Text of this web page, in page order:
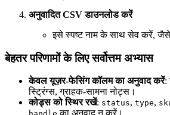
अनुवादित CSV डाउनलोड करें
इसे स्पष्ट नाम के साथ सेव करें, जैसे
बेहतर परिणामों के लिए सर्वोत्तम अभ्यास
केवल यूज़र-फेसिंग कॉलम का अनुवाद करें:
स्ट्रिंग्स, ग्राहक-सामना नोट्स।
कोड्स को स्थिर रखें: status, type,